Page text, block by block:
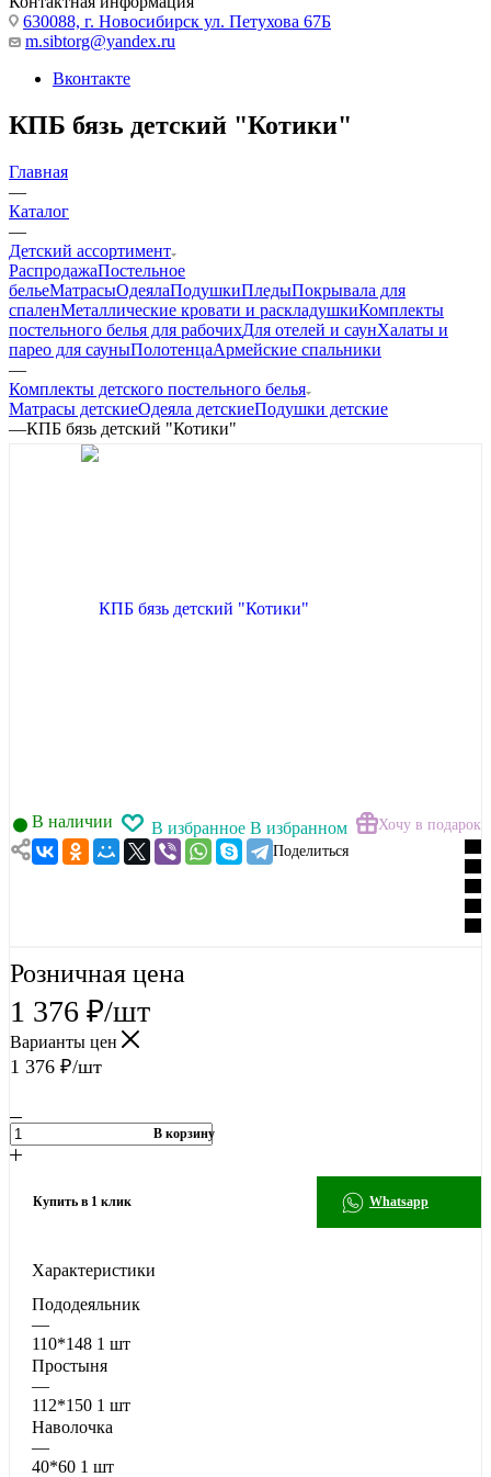
630088, г. Новосибирск ул. Петухова 67Б
m.sibtorg@yandex.ru
Вконтакте
КПБ бязь детский "Котики"
Главная
—
Каталог
—
Детский ассортимент
РаспродажаПостельное
бельеМатрасыОдеялаПодушкиПледыПокрывала для
спаленМеталлические кровати и раскладушкиКомплекты
постельного белья для рабочихДля отелей и саунХалаты и
парео для сауныПолотенцаАрмейские спальники
—
Комплекты детского постельного белья
Матрасы детскиеОдеяла детскиеПодушки детские
—КПБ бязь детский "Котики"
В наличии В избранное В избранном
Хочу в подарок
Поделиться
Розничная цена
1 376 ₽/шт
Варианты цен
1 376 ₽/шт
В корзину
Купить в 1 клик Whatsapp
Характеристики
Пододеяльник
—
110*148 1 шт
Простыня
—
112*150 1 шт
Наволочка
—
40*60 1 шт